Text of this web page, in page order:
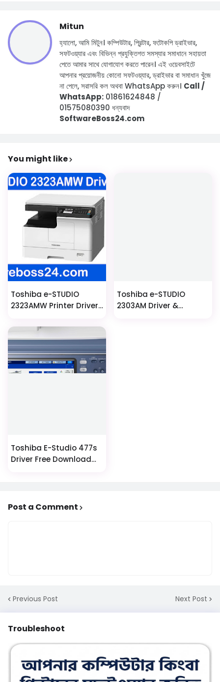
Mitun
হ্যালো, আমি মিটুন। কম্পিউটার, প্রিন্টার, ফটোকপি ড্রাইভার,
সফটওয়্যার এবং বিভিন্ন প্রযুক্তিগত সমস্যার সমাধানে সহায়তা
পেতে আমার সাথে যোগাযোগ করতে পারেন। এই ওয়েবসাইটে
আপনার প্রয়োজনীয় কোনো সফটওয়্যার, ড্রাইভার বা সমাধান খুঁজে
না পেলে, সরাসরি কল অথবা WhatsApp করুন। Call /
WhatsApp: 01861624848 /
01575080390 ধন্যবাদ
SoftwareBoss24.com
You might like
Toshiba e-STUDIO
2323AMW Printer Driver
Toshiba e-STUDIO
2303AM Driver &
Toshiba E-Studio 477s
Driver Free Download
Post a Comment
Previous Post Next Post
Troubleshoot